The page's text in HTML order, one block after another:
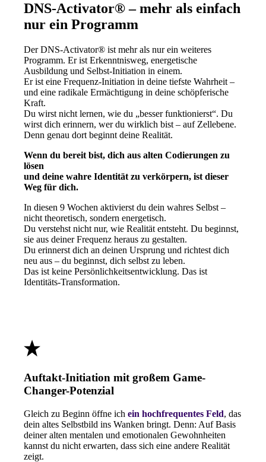
DNS-Activator® – mehr als einfach
nur ein Programm
Der DNS-Activator® ist mehr als nur ein weiteres
Programm. Er ist Erkenntnisweg, energetische
Ausbildung und Selbst-Initiation in einem.
Er ist eine Frequenz-Initiation in deine tiefste Wahrheit –
und eine radikale Ermächtigung in deine schöpferische
Kraft.
Du wirst nicht lernen, wie du „besser funktionierst“. Du
wirst dich erinnern, wer du wirklich bist – auf Zellebene.
Denn genau dort beginnt deine Realität.
Wenn du bereit bist, dich aus alten Codierungen zu
lösen
und deine wahre Identität zu verkörpern, ist dieser
Weg für dich.
In diesen 9 Wochen aktivierst du dein wahres Selbst –
nicht theoretisch, sondern energetisch.
Du verstehst nicht nur, wie Realität entsteht. Du beginnst,
sie aus deiner Frequenz heraus zu gestalten.
Du erinnerst dich an deinen Ursprung und richtest dich
neu aus – du beginnst, dich selbst zu leben.
Das ist keine Persönlichkeitsentwicklung. Das ist
Identitäts-Transformation.
Auftakt-Initiation mit großem Game-
Changer-Potenzial
Gleich zu Beginn öffne ichein hochfrequentes Feld, das
dein altes Selbstbild ins Wanken bringt. Denn: Auf Basis
deiner alten mentalen und emotionalen Gewohnheiten
kannst du nicht erwarten, dass sich eine andere Realität
zeigt.